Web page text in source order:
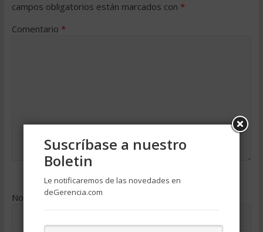
campos obligatorios están marcados con *
Comentario *
Nombre*
Suscríbase a nuestro
Boletin
Le notificaremos de las novedades en
deGerencia.com